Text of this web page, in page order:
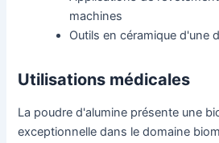
machines
Outils en céramique d'une
Utilisations médicales
La poudre d'alumine présente une
exceptionnelle dans le domaine